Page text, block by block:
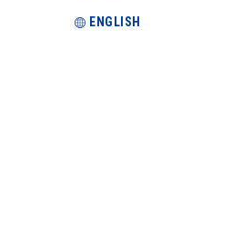
ENGLISH